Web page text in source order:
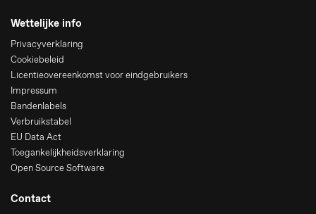
Wettelijke info
Privacyverklaring
Cookiebeleid
Licentieovereenkomst voor eindgebruikers
Impressum
Bandenlabels
Verbruikstabel
EU Data Act
Toegankelijkheidsverklaring
Open Source Software
Contact